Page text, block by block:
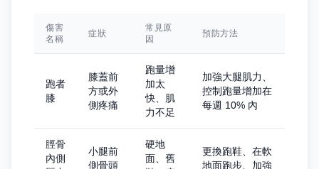
傷害
名稱
症狀
常見原
因
預防方法
跑者
膝
膝蓋前
方或外
側疼痛
跑量增
加太
快、肌
力不足
加強大腿肌力、
控制跑量增加在
每週 10% 內
脛骨
內側
小腿前
側骨頭
硬地
面、舊
更換跑鞋、在軟
地面跑步、加強